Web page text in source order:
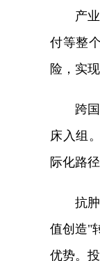
产
付等整
险，实
跨
床入组
际化路
抗
值创造"
优势。